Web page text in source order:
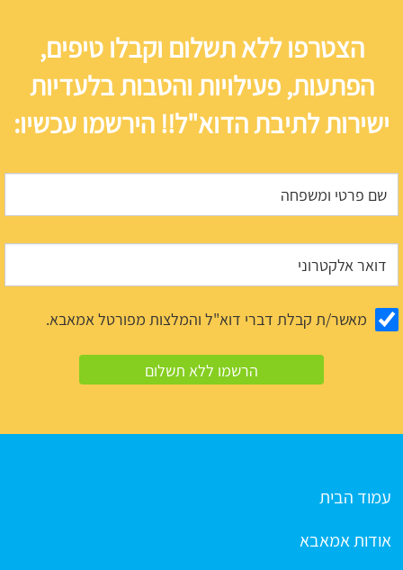
הצטרפו ללא תשלום וקבלו טיפים,
הפתעות, פעילויות והטבות בלעדיות
ישירות לתיבת הדוא"ל!! הירשמו עכשיו:
מאשר/ת קבלת דברי דוא"ל והמלצות מפורטל אמאבא.
עמוד הבית
אודות אמאבא